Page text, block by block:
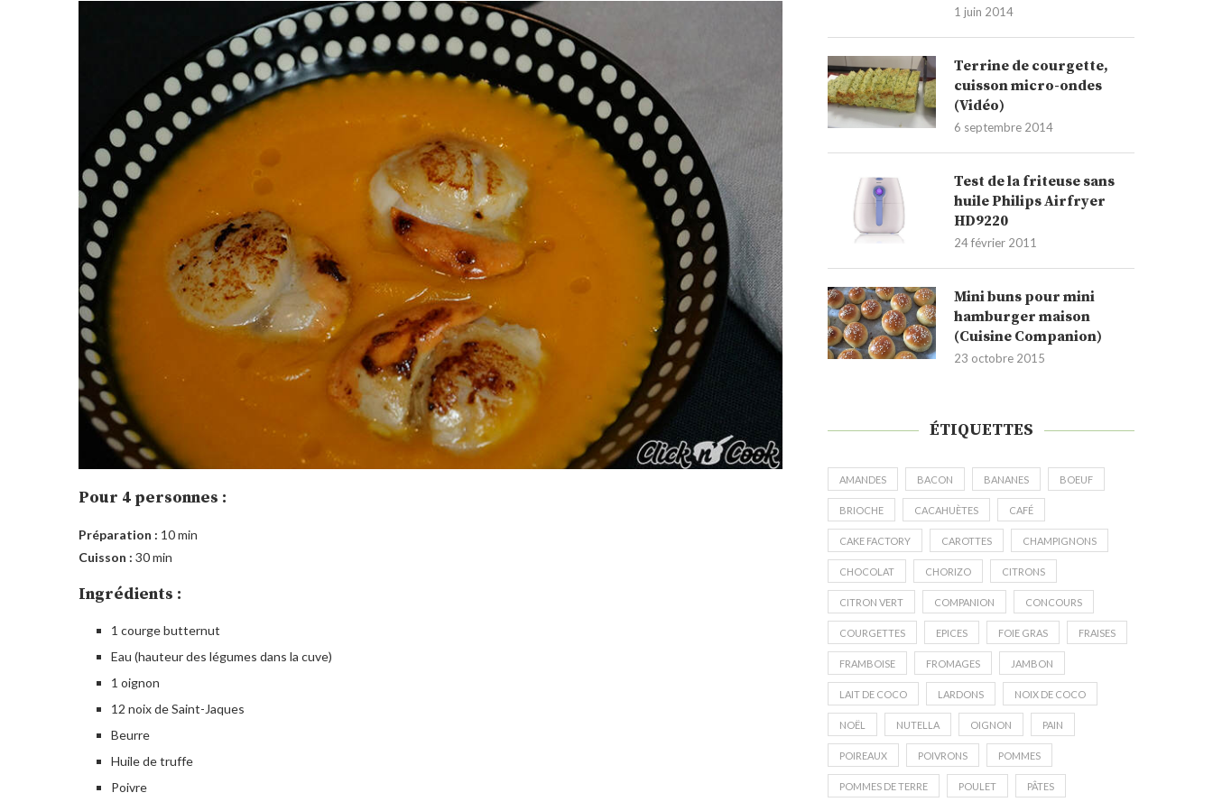
Pour 4 personnes :
Préparation : 10 min
Cuisson : 30 min
Ingrédients :
1 courge butternut
Eau (hauteur des légumes dans la cuve)
1 oignon
12 noix de Saint-Jaques
Beurre
Huile de truffe
Poivre
1 juin 2014
Terrine de courgette,
cuisson micro-ondes
(Vidéo)
6 septembre 2014
Test de la friteuse sans
huile Philips Airfryer
HD9220
24 février 2011
Mini buns pour mini
hamburger maison
(Cuisine Companion)
23 octobre 2015
ÉTIQUETTES
AMANDES BACON BANANES BOEUF
BRIOCHE CACAHUÈTES CAFÉ
CAKE FACTORY CAROTTES CHAMPIGNONS
CHOCOLAT CHORIZO CITRONS
CITRON VERT COMPANION CONCOURS
COURGETTES EPICES FOIE GRAS FRAISES
FRAMBOISE FROMAGES JAMBON
LAIT DE COCO LARDONS NOIX DE COCO
NOËL NUTELLA OIGNON PAIN
POIREAUX POIVRONS POMMES
POMMES DE TERRE POULET PÂTES